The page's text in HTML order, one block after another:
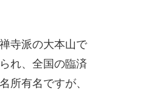
寺派の大本山で
れ、全国の臨済
所有名ですが、